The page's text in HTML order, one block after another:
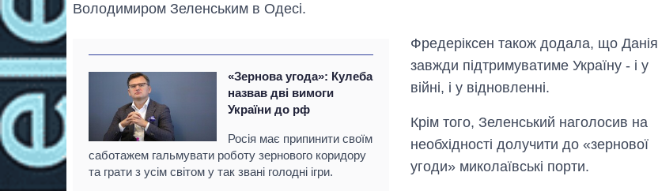
Володимиром Зеленським в Одесі.
«Зернова угода»: Кулеба
назвав дві вимоги
України до рф
Росія має припинити своїм
саботажем гальмувати роботу зернового коридору
та грати з усім світом у так звані голодні ігри.
Фредеріксен також додала, що Данія
завжди підтримуватиме Україну - і у
війні, і у відновленні.
Крім того, Зеленський наголосив на
необхідності долучити до «зернової
угоди» миколаївські порти.